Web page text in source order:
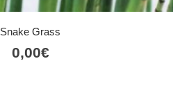
Snake Grass
0,00€